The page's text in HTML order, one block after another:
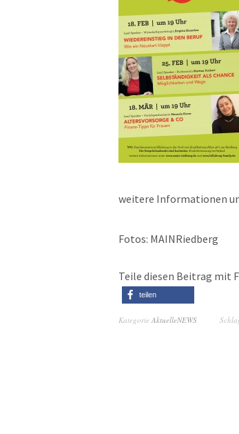
weitere Informationen
Fotos: MAINRiedberg
Teile diesen Beitrag mit
teilen
Kategorie AktuelleNEWS